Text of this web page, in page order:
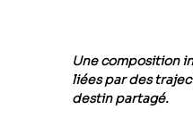
Une composition
liées par des
destin partagé.